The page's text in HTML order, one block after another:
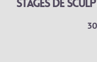
stages de